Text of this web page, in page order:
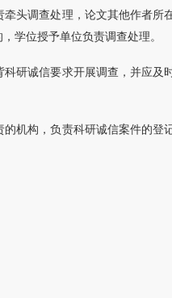
头调查处理，论文其他作者所
学位授予单位负责调查处理。
研诚信要求开展调查，并应及
机构，负责科研诚信案件的登